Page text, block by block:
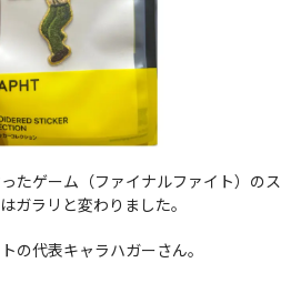
たゲーム（ファイナルファイト）のス
ガラリと変わりました。
の代表キャラハガーさん。